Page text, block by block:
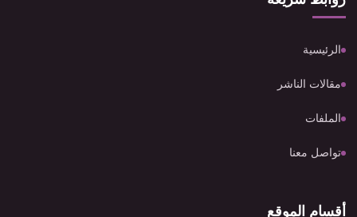
الرئيسية
مقالات الناشر
الملفات
تواصل معنا
أقسام الموقع